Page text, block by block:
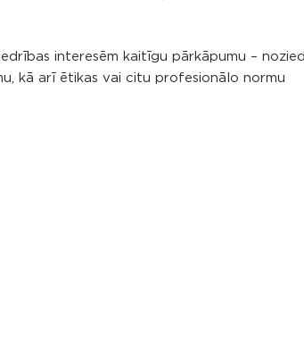
interesēm kaitīgu pārkāpumu –
kā arī ētikas vai citu profesionālo normu